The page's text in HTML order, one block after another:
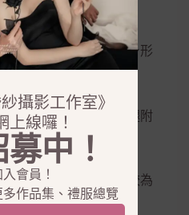
女人味
來自裸露，而是來自身形
部自然貼合，到了大腿附
和的魚尾輪廓。
，它的裙襬擴張幅度較為
強勢。
攝影工作室》
上線囉！
中！
會員！
作品集、禮服總覽